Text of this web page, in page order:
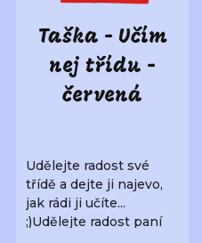
Taška - Učím
nej třídu -
červená
Udělejte radost své
třídě a dejte ji najevo,
jak rádi ji učíte...
;)Udělejte radost paní